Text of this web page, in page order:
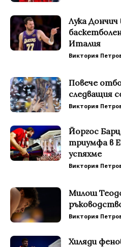
Лука Дончич
Италия
Виктория
Повече
следващия
Виктория
Йоргос
триумфа в
успяхме
Виктория
Милош
Виктория
Хиляди